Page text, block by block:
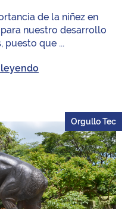
de la niñez en
nuestro desarrollo
puesto que ...
Orgullo Tec